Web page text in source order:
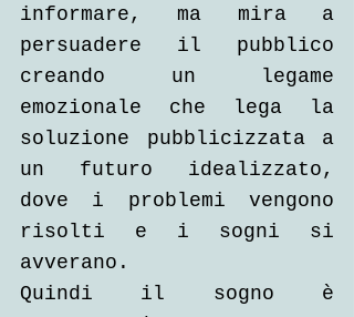
informare, ma mira a
persuadere il pubblico
creando un legame
emozionale che lega la
soluzione pubblicizzata a
un futuro idealizzato,
dove i problemi vengono
risolti e i sogni si
avverano.
Quindi il sogno è